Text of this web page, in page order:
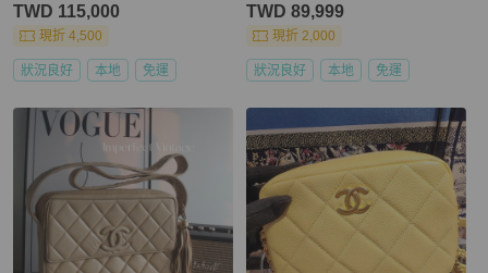
TWD 115,000
現折 4,500
狀況良好 本地 免運
TWD 89,999
現折 2,000
狀況良好 本地 免運